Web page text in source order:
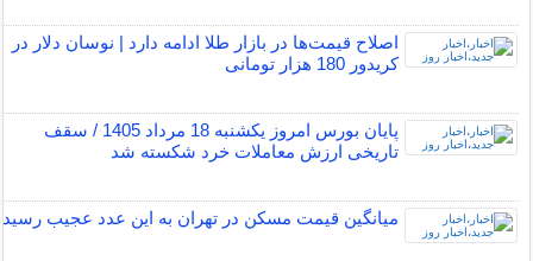
اصلاح قیمت‌ها در بازار طلا ادامه دارد | نوسان دلار در
کریدور 180 هزار تومانی
پایان بورس امروز یکشنبه 18 مرداد 1405 / سقف
تاریخی ارزش معاملات خرد شکسته شد
میانگین قیمت مسکن در تهران به این عدد عجیب رسید